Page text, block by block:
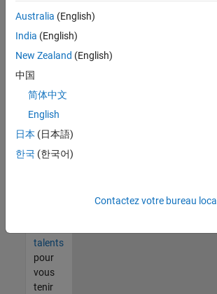
malgré
tout
vous
trouvez
pas
d'offre
corresponde
à vos
talents
pour
vous
tenir
Australia (English)
India (English)
New Zealand (English)
中国
简体中文
English
日本 (日本語)
한국 (한국어)
Contactez votre bureau local